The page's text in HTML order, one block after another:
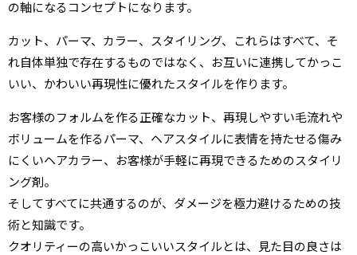
の軸になるコンセプトになります。
カット、パーマ、カラー、スタイリング、これらはすべて、そ
れ自体単独で存在するものではなく、お互いに連携してかっこ
いい、かわいい再現性に優れたスタイルを作ります。
お客様のフォルムを作る正確なカット、再現しやすい毛流れや
ボリュームを作るパーマ、ヘアスタイルに表情を持たせる傷み
にくいヘアカラー、お客様が手軽に再現できるためのスタイリ
ング剤。
そしてすべてに共通するのが、ダメージを極力避けるための技
術と知識です。
クオリティーの高いかっこいいスタイルとは、見た目の良さは